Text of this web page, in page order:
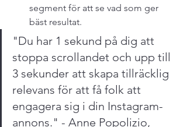
segment för att se vad som ger
bäst resultat.
"Du har 1 sekund på dig att
stoppa scrollandet och upp till
3 sekunder att skapa tillräcklig
relevans för att få folk att
engagera sig i din Instagram-
annons." - Anne Popolizio,